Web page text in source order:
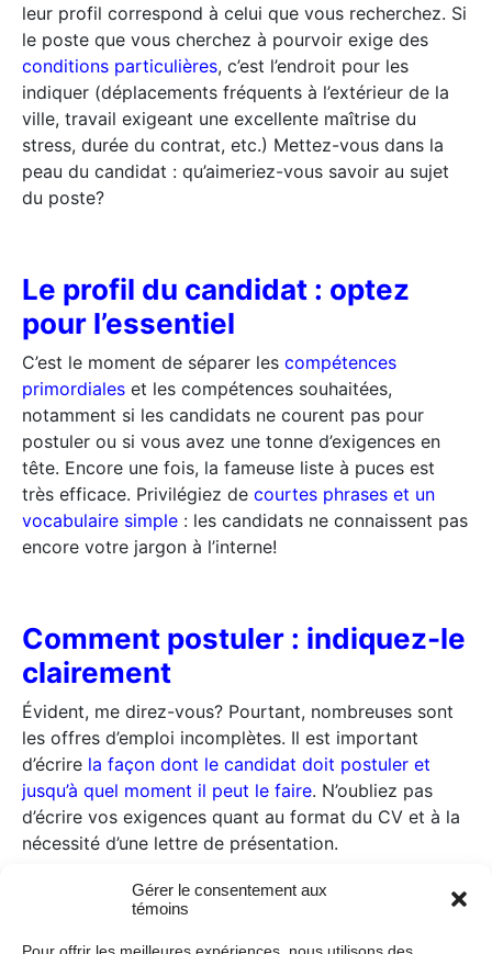
Gérer le consentement aux
témoins
leur profil correspond à celui que vous recherchez. Si
le poste que vous cherchez à pourvoir exige des
conditions particulières, c’est l’endroit pour les
indiquer (déplacements fréquents à l’extérieur de la
ville, travail exigeant une excellente maîtrise du
stress, durée du contrat, etc.) Mettez-vous dans la
peau du candidat : qu’aimeriez-vous savoir au sujet
du poste?
Le profil du candidat : optez
pour l’essentiel
C’est le moment de séparer les compétences
primordiales et les compétences souhaitées,
notamment si les candidats ne courent pas pour
postuler ou si vous avez une tonne d’exigences en
tête. Encore une fois, la fameuse liste à puces est
très efficace. Privilégiez de courtes phrases et un
vocabulaire simple : les candidats ne connaissent pas
encore votre jargon à l’interne!
Comment postuler : indiquez-le
clairement
Évident, me direz-vous? Pourtant, nombreuses sont
les offres d’emploi incomplètes. Il est important
d’écrire la façon dont le candidat doit postuler et
jusqu’à quel moment il peut le faire. N’oubliez pas
d’écrire vos exigences quant au format du CV et à la
nécessité d’une lettre de présentation.